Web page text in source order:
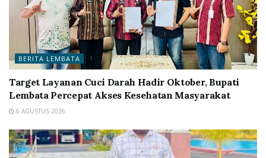
BERITA LEMBATA
Target Layanan Cuci Darah Hadir Oktober, Bupati
Lembata Percepat Akses Kesehatan Masyarakat
6 AGUSTUS 2026